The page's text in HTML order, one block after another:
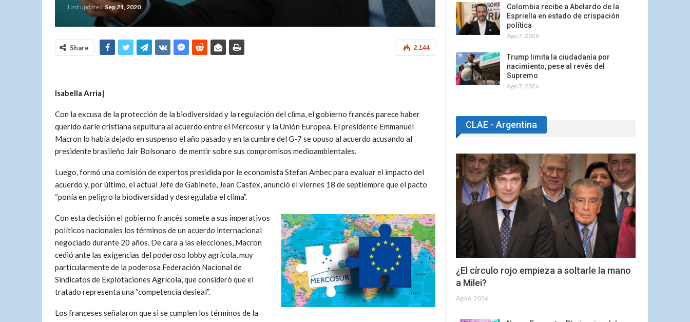
Last updatedSep 21, 2020
2.144
Share
Isabella Arria|
Con la excusa de la protección de la biodiversidad y la regulación del clima, el gobierno francés parece haber
querido darle cristiana sepultura al acuerdo entre el Mercosur y la Unión Europea. El presidente Emmanuel
Macron lo había dejado en suspenso el año pasado y en la cumbre del G-7 se opuso al acuerdo acusando al
presidente brasileño Jair Bolsonaro de mentir sobre sus compromisos medioambientales.
Luego, formó una comisión de expertos presidida por le economista Stefan Ambec para evaluar el impacto del
acuerdo y, por último, el actual Jefe de Gabinete, Jean Castex, anunció el viernes 18 de septiembre que el pacto
“ponía en peligro la biodiversidad y desregulaba el clima”.
Con esta decisión el gobierno francés somete a sus imperativos
políticos nacionales los términos de un acuerdo internacional
negociado durante 20 años. De cara a las elecciones, Macron
cedió ante las exigencias del poderoso lobby agrícola, muy
particularmente de la poderosa Federación Nacional de
Sindicatos de Explotaciones Agrícola, que consideró que el
tratado representa una “competencia desleal”.
Los franceses señalaron que si se cumplen los términos de la
Colombia recibe a Abelardo de la
Espriella en estado de crispación
política
Ago 7, 2026
Trump limita la ciudadanía por
nacimiento, pese al revés del
Supremo
Ago 7, 2026
CLAE - Argentina
¿El círculo rojo empieza a soltarle la mano
a Milei?
Ago 6, 2026